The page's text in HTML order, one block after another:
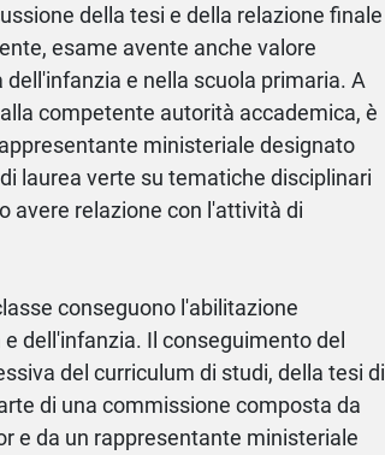
della tesi e della relazione finale
esame avente anche valore
e nella scuola primaria. A
competente autorità accademica, è
ministeriale designato
laurea verte su tematiche disciplinari
avere relazione con l'attività di
conseguono l'abilitazione
dell'infanzia. Il conseguimento del
del curriculum di studi, della tesi di
di una commissione composta da
e da un rappresentante ministeriale